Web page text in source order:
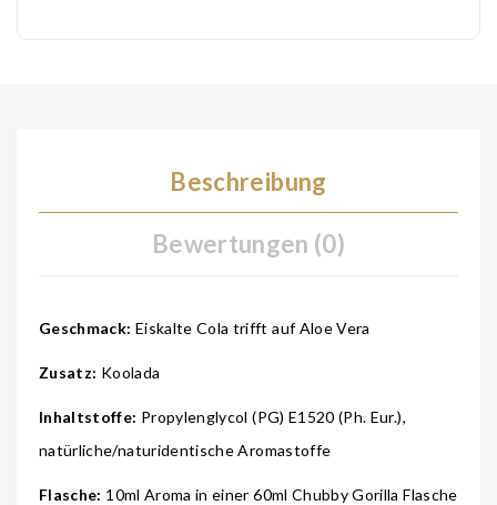
Beschreibung
Bewertungen (0)
Geschmack: Eiskalte Cola trifft auf Aloe Vera
Zusatz: Koolada
Inhaltstoffe: Propylenglycol (PG) E1520 (Ph. Eur.),
natürliche/naturidentische Aromastoffe
Flasche: 10ml Aroma in einer 60ml Chubby Gorilla Flasche